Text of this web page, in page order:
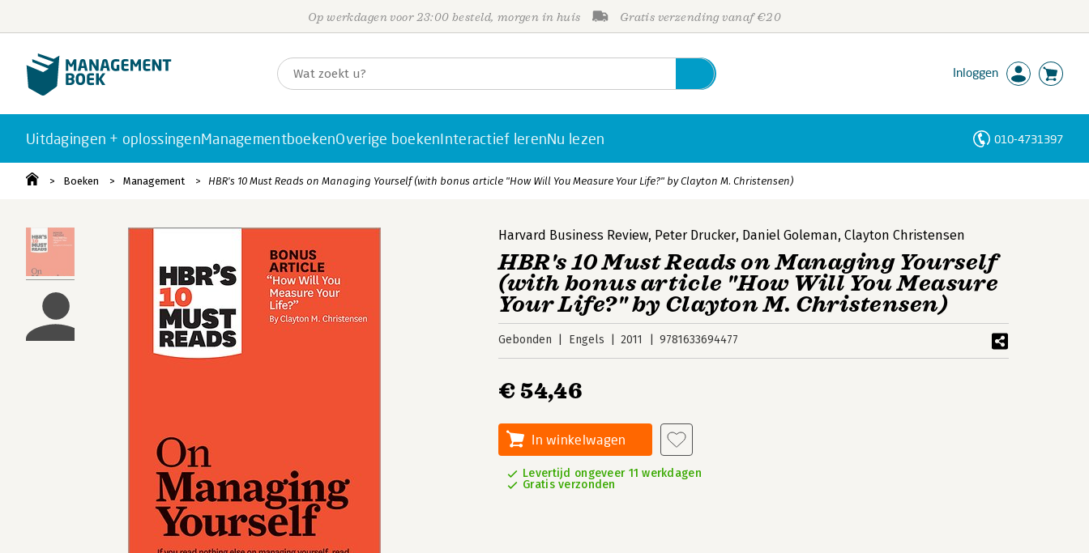
Op werkdagen voor 23:00 besteld, morgen in huis Gratis verzending vanaf €20
Inloggen
Uitdagingen + oplossingenManagementboekenOverige boekenInteractief lerenNu lezen 010-4731397
Boeken Management HBR's 10 Must Reads on Managing Yourself (with bonus article "How Will You Measure Your Life?" by Clayton M. Christensen)
Harvard Business Review, Peter Drucker, Daniel Goleman,Clayton Christensen
HBR's 10 Must Reads on Managing Yourself
(with bonus article "How Will You Measure
Your Life?" by Clayton M. Christensen)
Gebonden Engels 2011 9781633694477
€ 54,46
In winkelwagen
Levertijd ongeveer 11 werkdagen
Gratis verzonden
Personen